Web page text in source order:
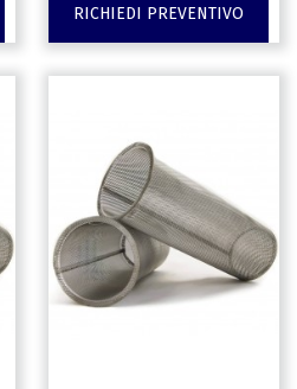
RICHIEDI PREVENTIVO